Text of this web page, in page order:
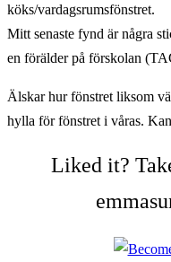
köks/vardagsrumsfönstret.
Mitt senaste fynd är några
en förälder på förskolan
Älskar hur fönstret liksom
hylla för fönstret i våras.
Liked it?